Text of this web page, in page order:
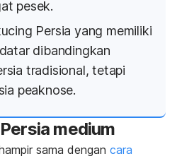
pesek.
Persia yang memiliki
dibandingkan
tradisional, tetapi
peaknose.
medium
sama dengan cara